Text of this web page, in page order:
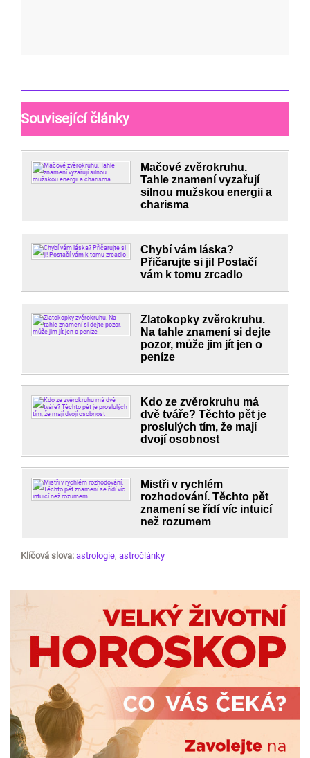
Související články
Mačové zvěrokruhu.
Tahle znamení vyzařují
silnou mužskou energii a
charisma
Chybí vám láska?
Přičarujte si ji! Postačí
vám k tomu zrcadlo
Zlatokopky zvěrokruhu.
Na tahle znamení si dejte
pozor, může jim jít jen o
peníze
Kdo ze zvěrokruhu má
dvě tváře? Těchto pět je
proslulých tím, že mají
dvojí osobnost
Mistři v rychlém
rozhodování. Těchto pět
znamení se řídí víc intuicí
než rozumem
Klíčová slova: astrologie, astročlánky